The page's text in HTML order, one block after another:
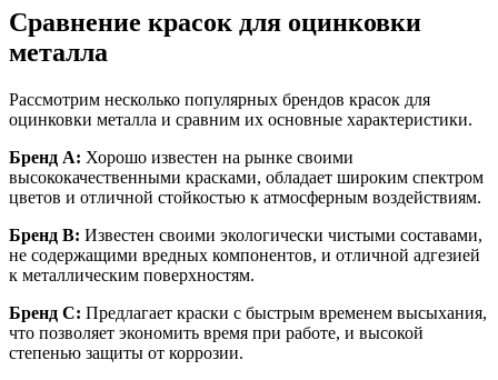
Сравнение красок для оцинковки
металла
Рассмотрим несколько популярных брендов красок для
оцинковки металла и сравним их основные характеристики.
Бренд A: Хорошо известен на рынке своими
высококачественными красками, обладает широким спектром
цветов и отличной стойкостью к атмосферным воздействиям.
Бренд B: Известен своими экологически чистыми составами,
не содержащими вредных компонентов, и отличной адгезией
к металлическим поверхностям.
Бренд C: Предлагает краски с быстрым временем высыхания,
что позволяет экономить время при работе, и высокой
степенью защиты от коррозии.